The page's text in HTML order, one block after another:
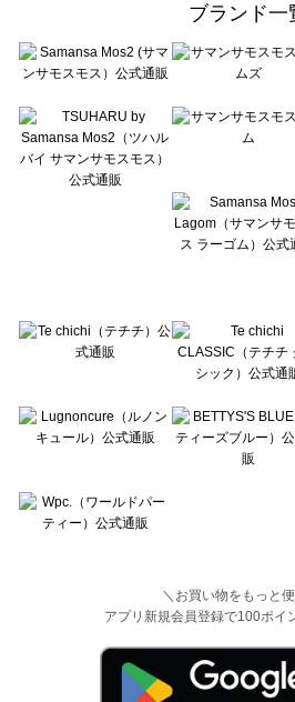
Te chichi（テチチ）の一覧
Te chichi CLASSIC（テチチ クラシック）の一覧
Lugnoncure（ルノンキュール）の一覧
BETTY'S BLUE（べティーズブルー）の一覧
Wpc.（ワールドパーティー）の一覧
ブランド一
＼お買い物をもっと
アプリ新規会員登録で100ポイ